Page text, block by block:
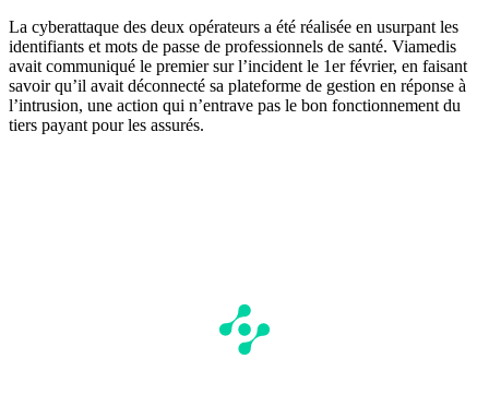
La cyberattaque des deux opérateurs a été réalisée en usurpant les
identifiants et mots de passe de professionnels de santé. Viamedis
avait communiqué le premier sur l’incident le 1er février, en faisant
savoir qu’il avait déconnecté sa plateforme de gestion en réponse à
l’intrusion, une action qui n’entrave pas le bon fonctionnement du
tiers payant pour les assurés.